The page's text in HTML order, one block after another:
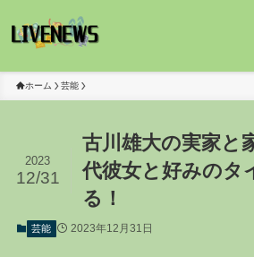
ホーム 芸能
古川雄大の実家と
代彼女と好みのタ
る！
2023
12/31
芸能 2023年12月31日